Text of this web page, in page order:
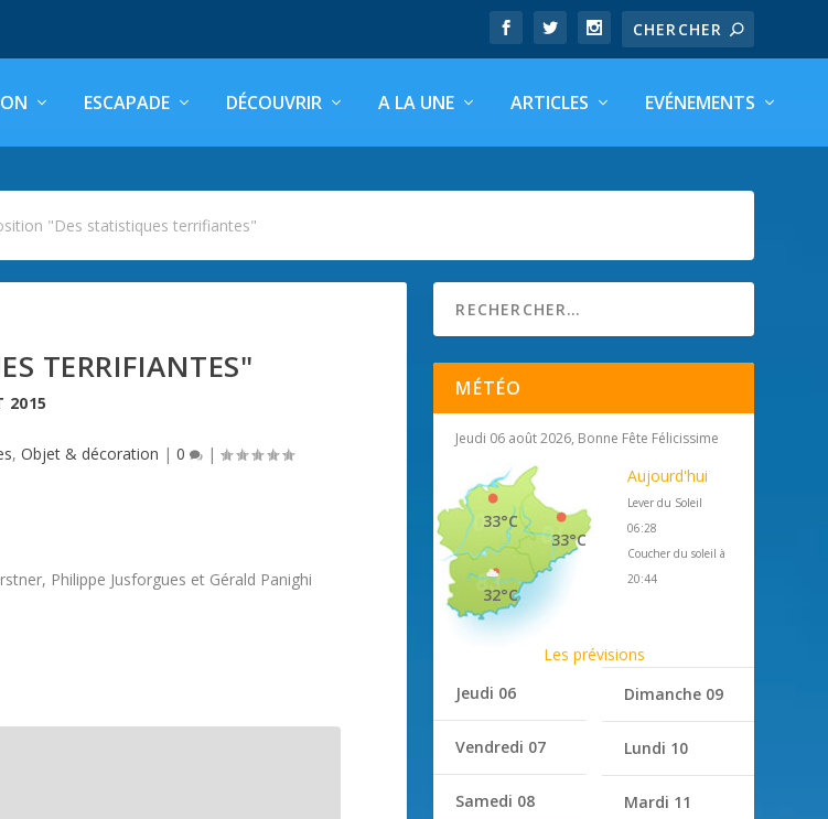
ESCAPADE DÉCOUVRIR A LA UNE ARTICLES EVÉNEMENTS
"Des statistiques terrifiantes"
TERRIFIANTES"
2015
, Objet & décoration | 0 |
Philippe Jusforgues et Gérald Panighi
MÉTÉO
Jeudi 06 août 2026, Bonne Fête Félicissime
33°C
33°C
32°C
Aujourd'hui
Lever du Soleil
06:28
Coucher du soleil à
20:44
Les prévisions
Jeudi 06
Vendredi 07
Samedi 08
Dimanche 09
Lundi 10
Mardi 11